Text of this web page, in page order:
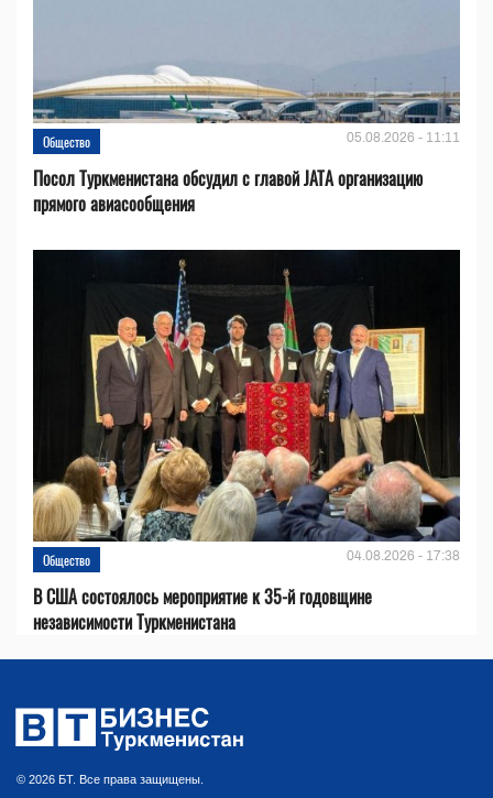
Общество 05.08.2026 - 11:11
Посол Туркменистана обсудил с главой JATA организацию
прямого авиасообщения
Общество 04.08.2026 - 17:38
В США состоялось мероприятие к 35-й годовщине
независимости Туркменистана
© 2026 БТ. Все права защищены.